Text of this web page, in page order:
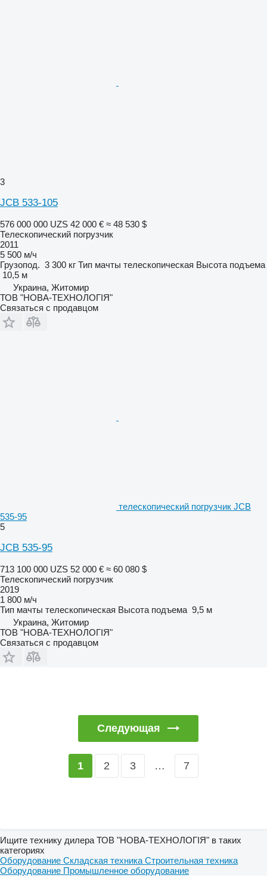
3
JCB 533-105
576 000 000 UZS 42 000 € ≈ 48 530 $
Телескопический погрузчик
2011
5 500 м/ч
Грузопод. 3 300 кг Тип мачты телескопическая Высота подъема
10,5 м
Украина, Житомир
ТОВ "НОВА-ТЕХНОЛОГІЯ"
Связаться с продавцом
телескопический погрузчик JCB
535-95
5
JCB 535-95
713 100 000 UZS 52 000 € ≈ 60 080 $
Телескопический погрузчик
2019
1 800 м/ч
Тип мачты телескопическая Высота подъема 9,5 м
Украина, Житомир
ТОВ "НОВА-ТЕХНОЛОГІЯ"
Связаться с продавцом
Следующая
1 2 3 … 7
Ищите технику дилера ТОВ "НОВА-ТЕХНОЛОГІЯ" в таких
категориях
Оборудование Складская техника Строительная техника
Оборудование Промышленное оборудование